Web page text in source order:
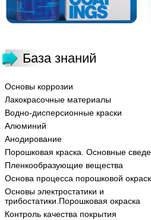
База знаний
Основы коррозии
Лакокрасочные материалы
Водно-дисперсионные краски
Алюминий
Анодирование
Порошковая краска. Основные
Пленкообразующие вещества
Основа процесса порошковой
Основы электростатики и
трибостатики.Порошковая окраска
Контроль качества покрытия